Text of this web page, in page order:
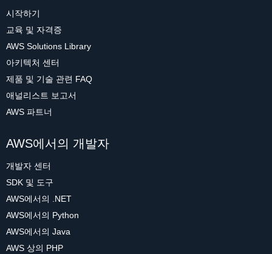
시작하기
교육 및 자격증
AWS Solutions Library
아키텍처 센터
제품 및 기술 관련 FAQ
애널리스트 보고서
AWS 파트너
AWS에서의 개발자
개발자 센터
SDK 및 도구
AWS에서의 .NET
AWS에서의 Python
AWS에서의 Java
AWS 상의 PHP